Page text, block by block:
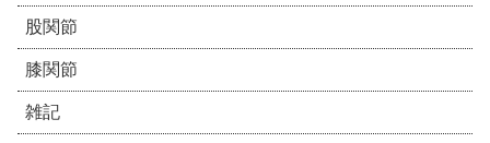
股関節
膝関節
雑記